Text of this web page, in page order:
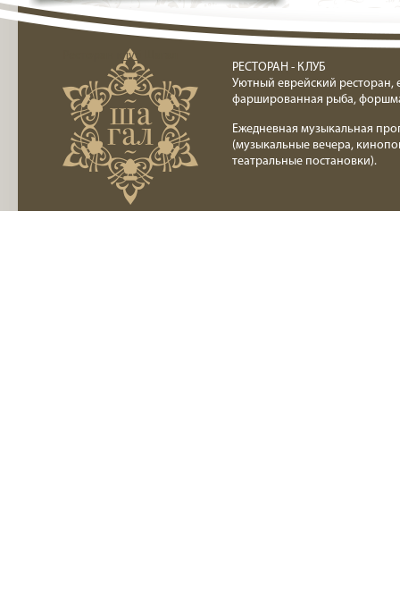
Ресторан клуб Шагал
РЕСТОРАН - КЛУБ
Уютный еврейский ресторан,
фаршированная рыба,
Ежедневная музыкальная
(музыкальные вечера,
театральные постановки).